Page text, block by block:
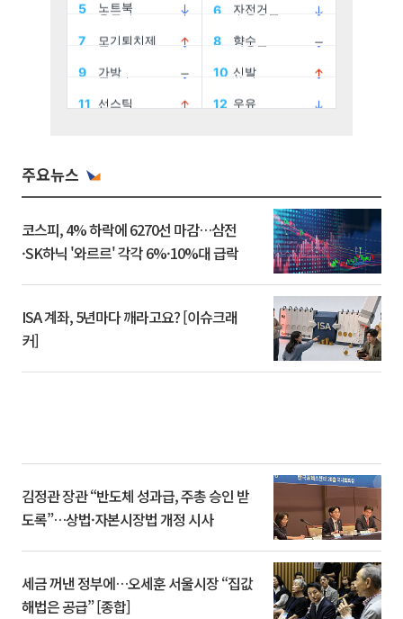
주요뉴스
코스피, 4% 하락에 6270선 마감…삼전
·SK하닉 '와르르' 각각 6%·10%대 급락
ISA 계좌, 5년마다 깨라고요? [이슈크래
커]
김정관 장관 “반도체 성과급, 주총 승인 받
도록”…상법·자본시장법 개정 시사
세금 꺼낸 정부에…오세훈 서울시장 “집값
해법은 공급” [종합]